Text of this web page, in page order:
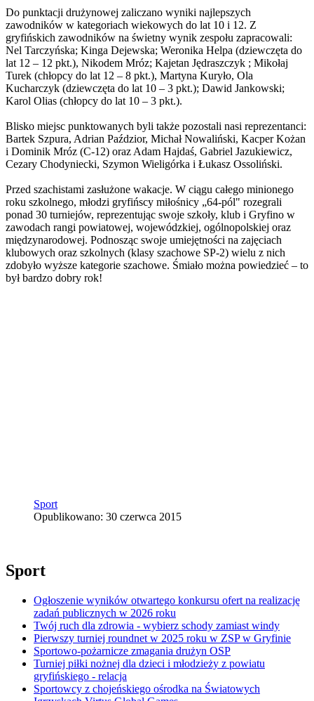
Do punktacji drużynowej zaliczano wyniki najlepszych
zawodników w kategoriach wiekowych do lat 10 i 12. Z
gryfińskich zawodników na świetny wynik zespołu zapracowali:
Nel Tarczyńska; Kinga Dejewska; Weronika Helpa (dziewczęta do
lat 12 – 12 pkt.), Nikodem Mróz; Kajetan Jędraszczyk ; Mikołaj
Turek (chłopcy do lat 12 – 8 pkt.), Martyna Kuryło, Ola
Kucharczyk (dziewczęta do lat 10 – 3 pkt.); Dawid Jankowski;
Karol Olias (chłopcy do lat 10 – 3 pkt.).
Blisko miejsc punktowanych byli także pozostali nasi reprezentanci:
Bartek Szpura, Adrian Paździor, Michał Nowaliński, Kacper Kożan
i Dominik Mróz (C-12) oraz Adam Hajdaś, Gabriel Jazukiewicz,
Cezary Chodyniecki, Szymon Wieligórka i Łukasz Ossoliński.
Przed szachistami zasłużone wakacje. W ciągu całego minionego
roku szkolnego, młodzi gryfińscy miłośnicy „64-pól" rozegrali
ponad 30 turniejów, reprezentując swoje szkoły, klub i Gryfino w
zawodach rangi powiatowej, wojewódzkiej, ogólnopolskiej oraz
międzynarodowej. Podnosząc swoje umiejętności na zajęciach
klubowych oraz szkolnych (klasy szachowe SP-2) wielu z nich
zdobyło wyższe kategorie szachowe. Śmiało można powiedzieć – to
był bardzo dobry rok!
Sport
Opublikowano: 30 czerwca 2015
Sport
Ogłoszenie wyników otwartego konkursu ofert na realizację
zadań publicznych w 2026 roku
Twój ruch dla zdrowia - wybierz schody zamiast windy
Pierwszy turniej roundnet w 2025 roku w ZSP w Gryfinie
Sportowo-pożarnicze zmagania drużyn OSP
Turniej piłki nożnej dla dzieci i młodzieży z powiatu
gryfińskiego - relacja
Sportowcy z chojeńskiego ośrodka na Światowych